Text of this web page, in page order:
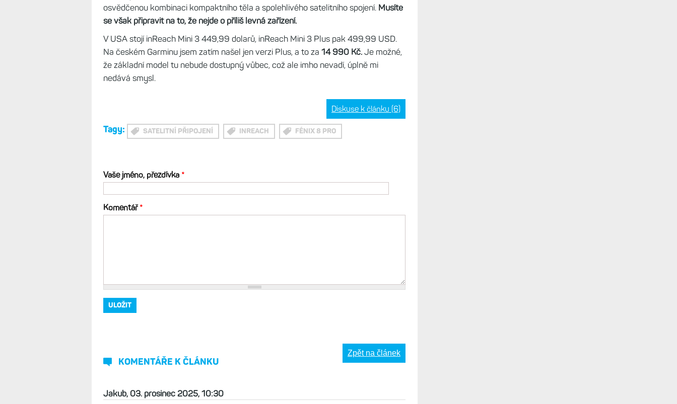
osvědčenou kombinaci kompaktního těla a spolehlivého satelitního spojení. Musíte
se však připravit na to, že nejde o příliš levná zařízení.
V USA stojí inReach Mini 3 449,99 dolarů, inReach Mini 3 Plus pak 499,99 USD.
Na českém Garminu jsem zatím našel jen verzi Plus, a to za 14 990 Kč. Je možné,
že základní model tu nebude dostupný vůbec, což ale imho nevadí, úplně mi
nedává smysl.
Diskuse k článku (6)
Tagy: SATELITNÍ PŘIPOJENÍ INREACH FÉNIX 8 PRO
Vaše jméno, přezdívka *
Komentář*
KOMENTÁŘE K ČLÁNKU
Zpět na článek
Jakub, 03. prosinec 2025, 10:30